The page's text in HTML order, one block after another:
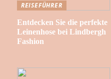
REISEFÜHRER
Entdecken Sie die perfekte
Leinenhose bei Lindbergh
Fashion